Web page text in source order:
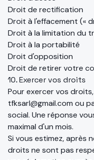
Droit de rectification
Droit à l'effacement («
Droit à la limitation du
Droit à la portabilité
Droit d'opposition
Droit de retirer votre
10. Exercer vos droits
Pour exercer vos
tfksarl@gmail.com ou
social. Une réponse
maximal d'un mois.
Si vous estimez, après
droits ne sont pas